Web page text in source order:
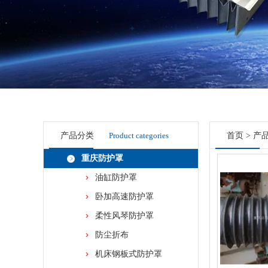
产品分类 Product categories
重庆防护罩
油缸防护罩
卧加高速防护罩
柔性风琴防护罩
防尘折布
机床钢板式防护罩
首页 > 产